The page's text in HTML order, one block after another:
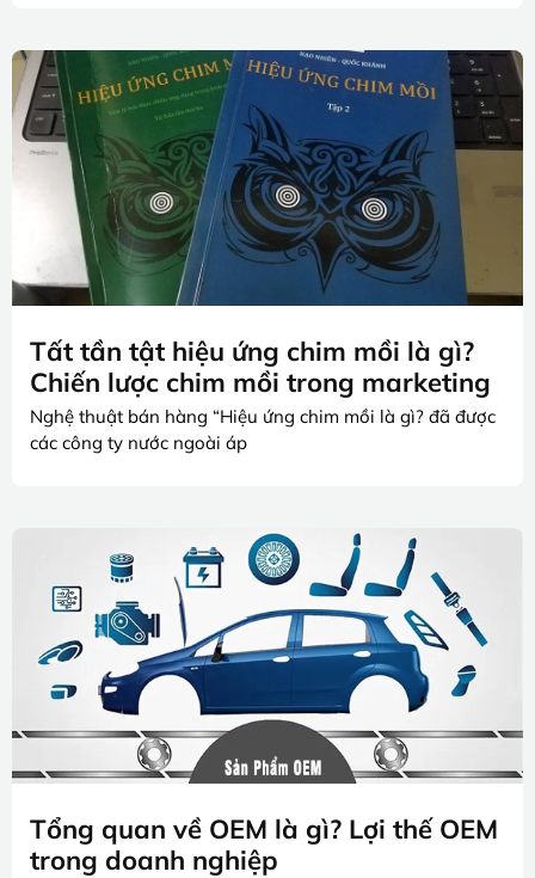
Tất tần tật hiệu ứng chim mồi là gì?
Chiến lược chim mồi trong marketing
Nghệ thuật bán hàng “Hiệu ứng chim mồi là gì? đã được
các công ty nước ngoài áp
Tổng quan về OEM là gì? Lợi thế OEM
trong doanh nghiệp